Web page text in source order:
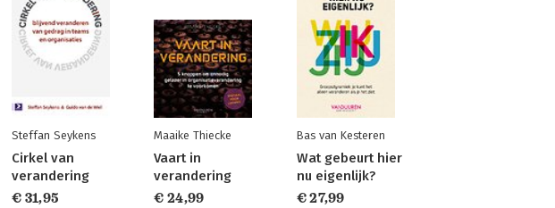
Steffan Seykens
Cirkel van
verandering
€ 31,95
Maaike Thiecke
Vaart in
verandering
€ 24,99
Bas van Kesteren
Wat gebeurt hier
nu eigenlijk?
€ 27,99